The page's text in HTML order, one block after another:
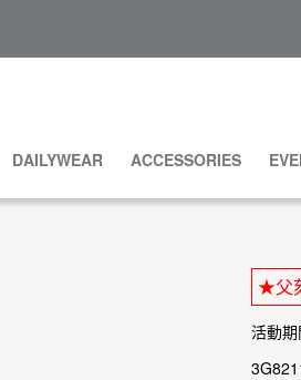
DAILYWEAR ACCESSORIES
★父
活動